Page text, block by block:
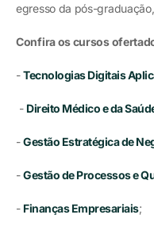
egresso da pós-
Confira os cursos
-Tecnologias Digitais
- Direito Médico e da
-Gestão Estratégica de
-Gestão de Processos e
- Finanças Empresariais;